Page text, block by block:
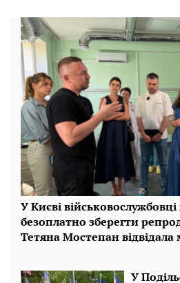
У Києві
безоплатно зберегти
Тетяна Мостепан
У